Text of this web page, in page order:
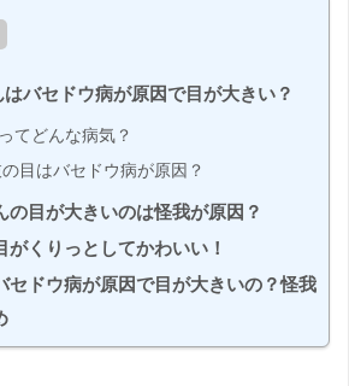
バセドウ病が原因で目が大きい？
てどんな病気？
目はバセドウ病が原因？
の目が大きいのは怪我が原因？
がくりっとしてかわいい！
セドウ病が原因で目が大きいの？怪我